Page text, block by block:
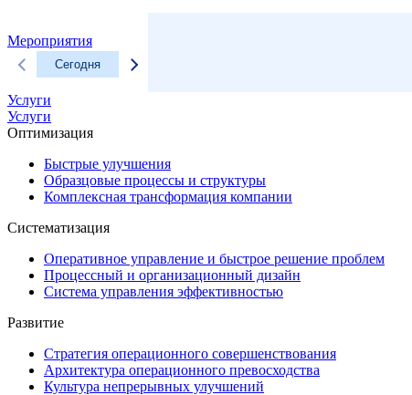
Мероприятия
Сегодня
Услуги
Услуги
Оптимизация
Быстрые улучшения
Образцовые процессы и структуры
Комплексная трансформация компании
Систематизация
Оперативное управление и быстрое решение проблем
Процессный и организационный дизайн
Система управления эффективностью
Развитие
Стратегия операционного совершенствования
Архитектура операционного превосходства
Культура непрерывных улучшений